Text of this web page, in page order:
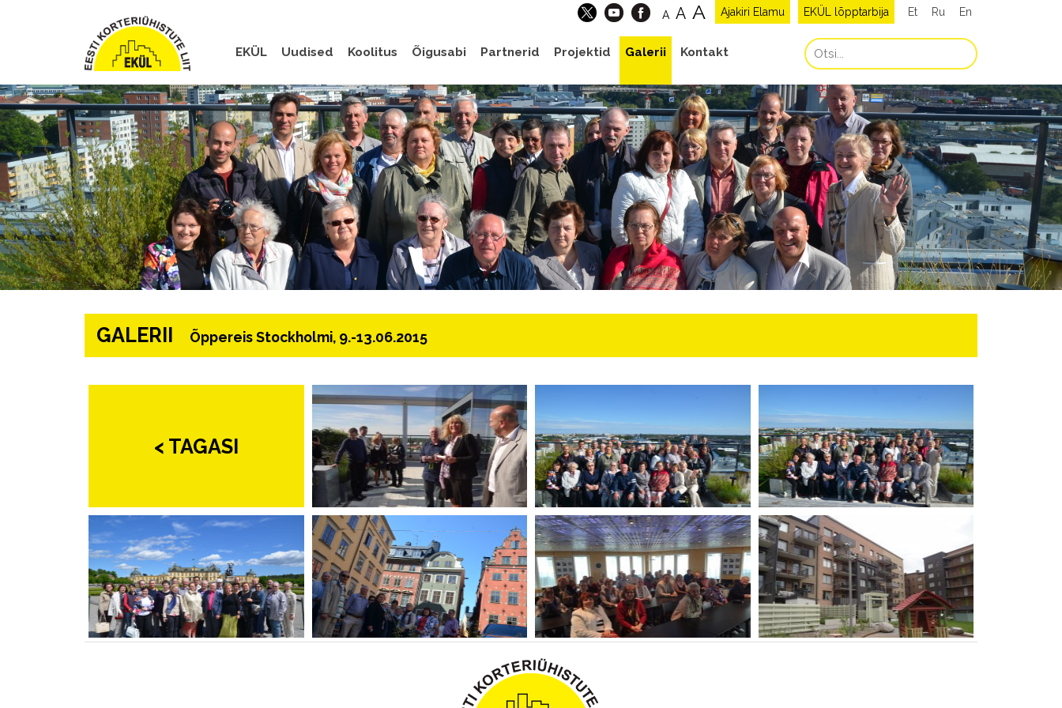
Et Ru En
EKÜL lõpptarbija
Ajakiri Elamu
A A A
EKÜL Uudised Koolitus Õigusabi Partnerid Projektid Galerii Kontakt
GALERII Õppereis Stockholmi, 9.-13.06.2015
< TAGASI